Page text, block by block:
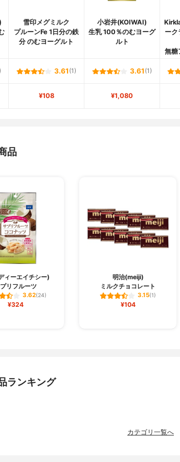
雪印メグミルク
プルーンFe 1日分の鉄
分 のむヨーグルト
小岩井(KOIWAI)
生乳 100％のむヨーグ
ルト
ーク
無糖
3.61 (1) 3.61 (1)
¥108 ¥1,080
品
ィーエイチシー)
リフルーツ
3.62(24)
¥324
明治(meiji)
ミルクチョコレート
3.15(1)
¥104
ランキング
カテゴリ一覧へ